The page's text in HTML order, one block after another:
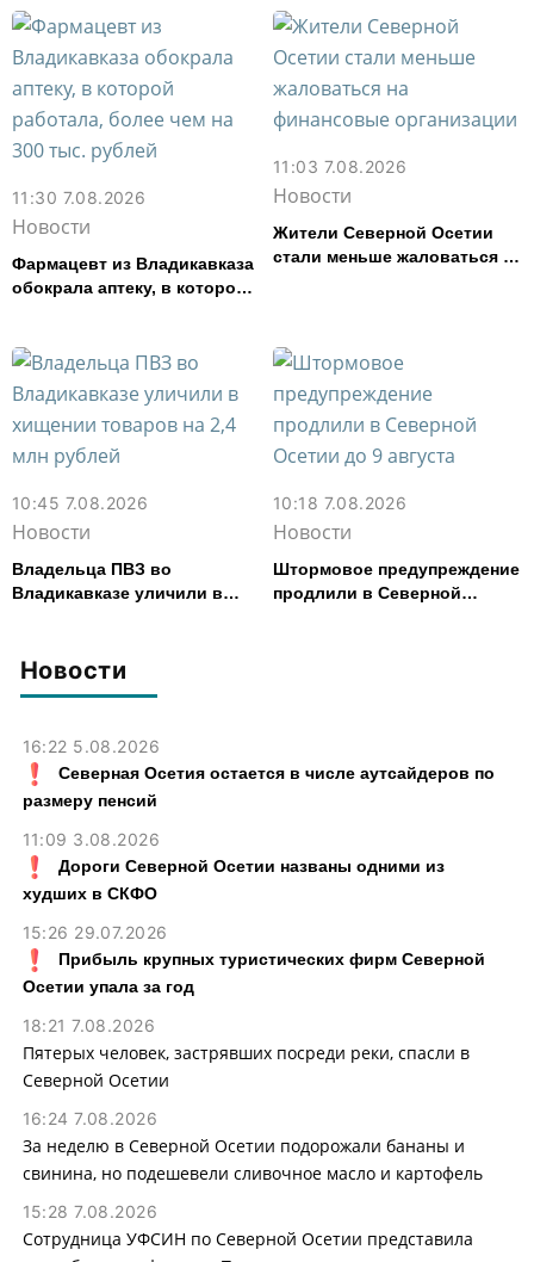
Новости
16:22 5.08.2026
Северная Осетия остается в числе аутсайдеров по
размеру пенсий
11:09 3.08.2026
Дороги Северной Осетии названы одними из
худших в СКФО
15:26 29.07.2026
Прибыль крупных туристических фирм Северной
Осетии упала за год
18:21 7.08.2026
Пятерых человек, застрявших посреди реки, спасли в
Северной Осетии
16:24 7.08.2026
За неделю в Северной Осетии подорожали бананы и
свинина, но подешевели сливочное масло и картофель
15:28 7.08.2026
Сотрудница УФСИН по Северной Осетии представила
смыслов»
11:30 7.08.2026
Новости
Фармацевт из Владикавказа
обокрала аптеку, в которой
11:03 7.08.2026
Новости
Жители Северной Осетии
стали меньше жаловаться на
10:45 7.08.2026
Новости
Владельца ПВЗ во
Владикавказе уличили в
10:18 7.08.2026
Новости
Штормовое предупреждение
продлили в Северной